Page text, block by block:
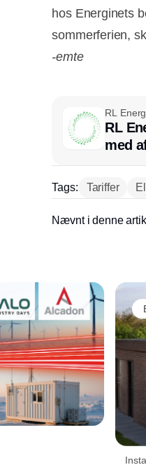
hos Energinets
sommerferien,
-emte
RL
RL
med
Tags: Tariffer
Nævnt i denne